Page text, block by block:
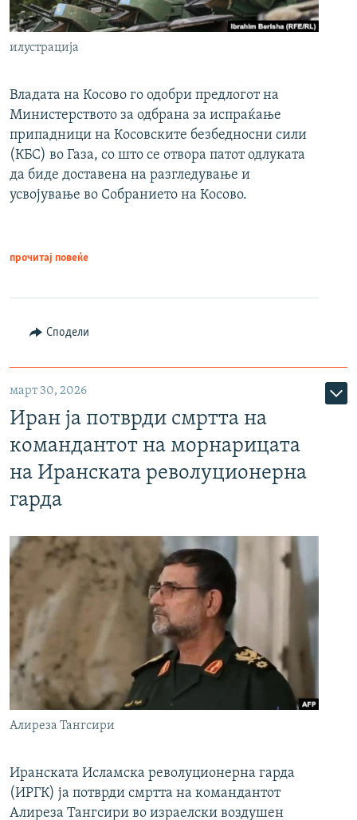
илустрација
Владата на Косово го одобри предлогот на
Министерството за одбрана за испраќање
припадници на Косовските безбедносни сили
(КБС) во Газа, со што се отвора патот одлуката
да биде доставена на разгледување и
усвојување во Собранието на Косово.
прочитај повеќе
Сподели
март 30, 2026
Иран ја потврди смртта на
командантот на морнарицата
на Иранската револуционерна
гарда
Алиреза Тангсири
Иранската Исламска револуционерна гарда
(ИРГК) ја потврди смртта на командантот
Алиреза Тангсири во израелски воздушен